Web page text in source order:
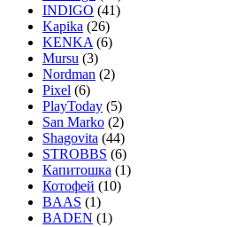
INDIGO (41)
Kapika (26)
KENKA (6)
Mursu (3)
Nordman (2)
Pixel (6)
PlayToday (5)
San Marko (2)
Shagovita (44)
STROBBS (6)
Капитошка (1)
Котофей (10)
BAAS (1)
BADEN (1)